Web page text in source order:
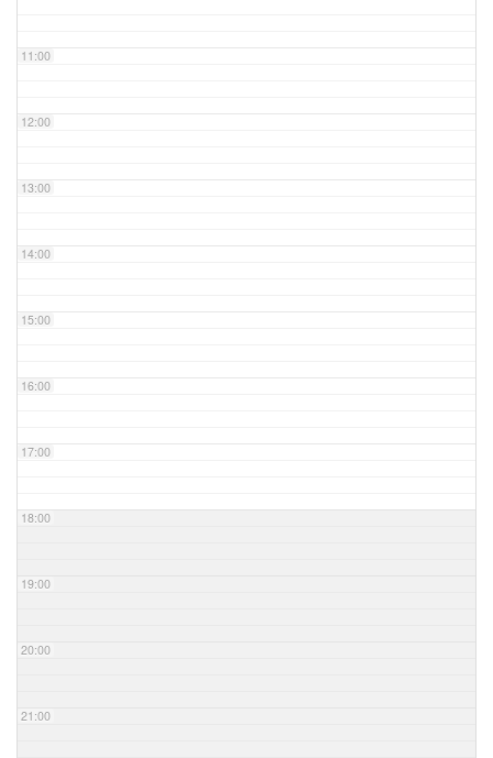
11:00
12:00
13:00
14:00
15:00
16:00
17:00
18:00
19:00
20:00
21:00